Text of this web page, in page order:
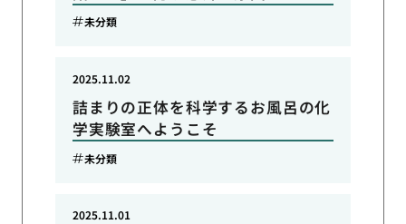
未分類
詰まりの正体を科学するお風呂の化
学実験室へようこそ
2025.11.02
未分類
2025.11.01